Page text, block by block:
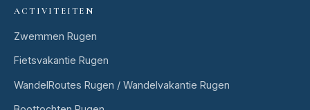
ACTIVITEITEN
Zwemmen Rugen
Fietsvakantie Rugen
WandelRoutes Rugen / Wandelvakantie Rugen